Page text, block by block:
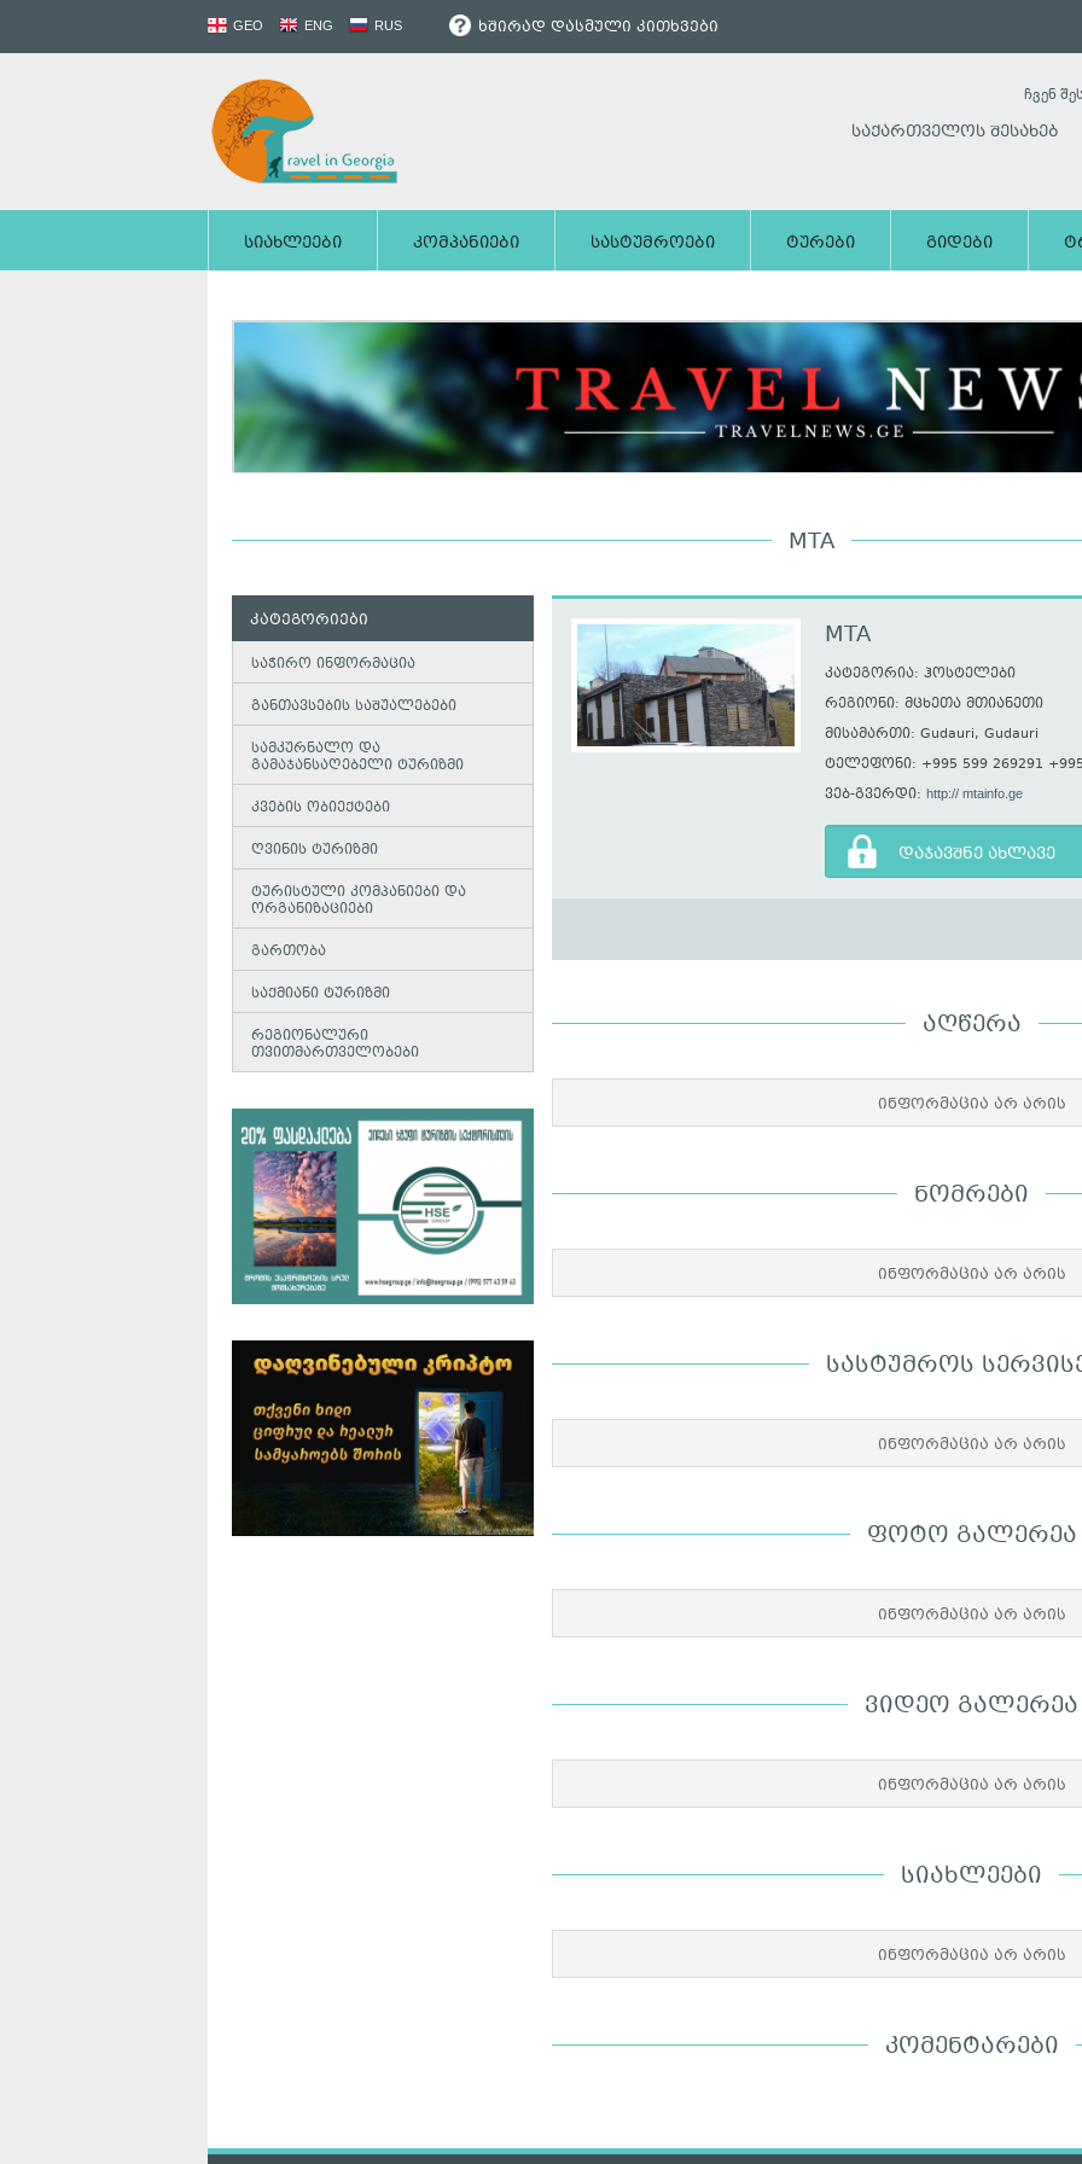
GEO ENG RUS ხშირად დასმული კითხვები
ჩვენ
საქართველოს შესახებ
სიახლეები კომპანიები სასტუმროები ტურები გიდები
MTA
კატეგორიები
საჭირო ინფორმაცია
განთავსების საშუალებები
სამკურნალო და
გამაჯანსაღებელი ტურიზმი
კვების ობიექტები
ღვინის ტურიზმი
ტურისტული კომპანიები და
ორგანიზაციები
გართობა
საქმიანი ტურიზმი
რეგიონალური
თვითმართველობები
MTA
კატეგორია: ჰოსტელები
რეგიონი: მცხეთა მთიანეთი
მისამართი: Gudauri, Gudauri
ტელეფონი: +995 599 269291
ვებ-გვერდი: http:// mtainfo.ge
დაჯავშნე ახლავე
ᲐᲦᲬᲔᲠᲐ
ინფორმაცია არ არის
ᲜᲝᲛᲠᲔᲑᲘ
ინფორმაცია არ არის
ᲡᲐᲡᲢᲣᲛᲠᲝᲡ
ინფორმაცია არ არის
ᲤᲝᲢᲝ ᲒᲐᲚᲔᲠᲔᲐ
ინფორმაცია არ არის
ᲕᲘᲓᲔᲝ ᲒᲐᲚᲔᲠᲔᲐ
ინფორმაცია არ არის
ᲡᲘᲐᲮᲚᲔᲔᲑᲘ
ინფორმაცია არ არის
ᲙᲝᲛᲔᲜᲢᲐᲠᲔᲑᲘ